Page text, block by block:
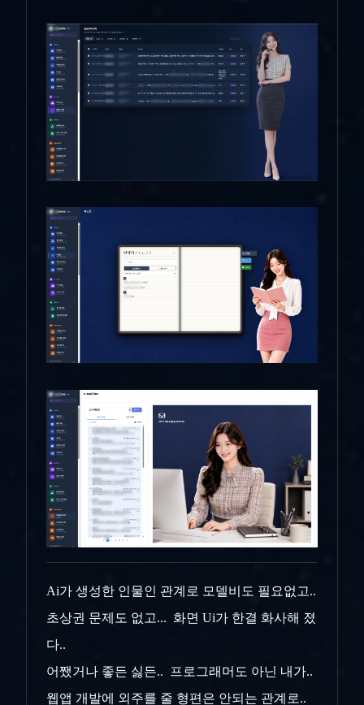
Ai가 생성한 인물인 관계로 모델비도 필요없고..
초상권 문제도 없고... 화면 Ui가 한결 화사해 졌
다..
어쨌거나 좋든 싫든.. 프로그래머도 아닌 내가..
웹앱 개발에 외주를 줄 형편은 안되는 관계로..